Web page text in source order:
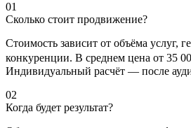
01
Сколько стоит продвижение?
Стоимость зависит от объёма услуг,
конкуренции. В среднем цена от 35
Индивидуальный расчёт — после
02
Когда будет результат?